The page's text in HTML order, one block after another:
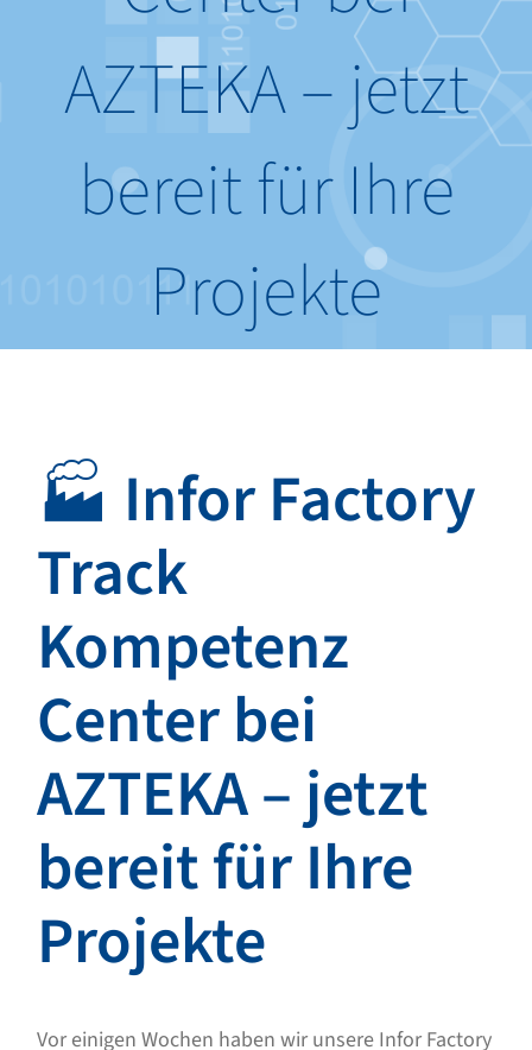
AZTEKA – jetzt
bereit für Ihre
Projekte
🏭 Infor Factory
Track
Kompetenz
Center bei
AZTEKA – jetzt
bereit für Ihre
Projekte
Vor einigen Wochen haben wir unsere Infor Factory